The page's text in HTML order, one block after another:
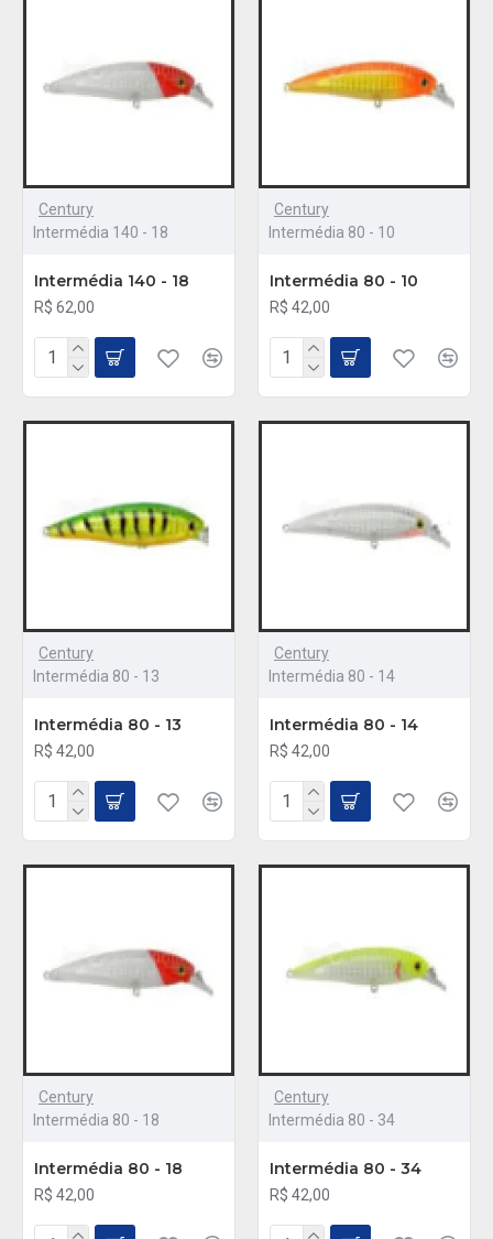
Century
Intermédia 140 - 18
Intermédia 140 - 18
R$ 62,00
Century
Intermédia 80 - 10
Intermédia 80 - 10
R$ 42,00
Century
Intermédia 80 - 13
Intermédia 80 - 13
R$ 42,00
Century
Intermédia 80 - 14
Intermédia 80 - 14
R$ 42,00
Century
Intermédia 80 - 18
Intermédia 80 - 18
R$ 42,00
Century
Intermédia 80 - 34
Intermédia 80 - 34
R$ 42,00